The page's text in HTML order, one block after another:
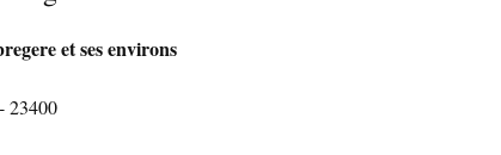
et ses environs
23400